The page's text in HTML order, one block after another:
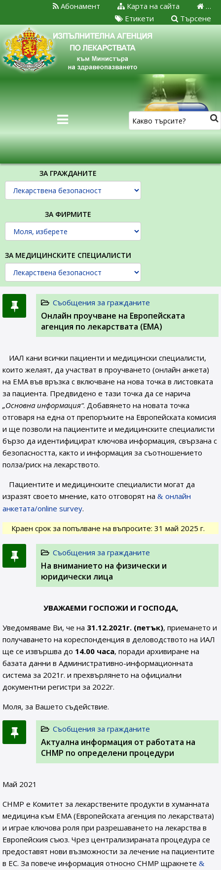
…
Карта на сайта
Абонамент
Търсене
Етикети
ЗА ГРАЖДАНИТЕ
ЗА ФИРМИТЕ
ЗА МЕДИЦИНСКИТЕ СПЕЦИАЛИСТИ
Съобщения за гражданите
Онлайн проучване на Европейската
агенция по лекарствата (ЕМА)
ИАЛ кани всички пациенти и медицински специалисти,
които желаят, да участват в проучването (онлайн анкета)
на ЕМА във връзка с включване на нова точка в листовката
за пациента. Предвидено е тази точка да се нарича
„Основна информация“. Добавянето на новата точка
отговаря на една от препоръките на Европейската комисия
и ще позволи на пациентите и медицинските специалисти
бързо да идентифицират ключова информация, свързана с
безопасността, както и информация за съотношението
полза/риск на лекарството.
Пациентите и медицинските специалисти могат да
изразят своето мнение, като отговорят на
онлайн
анкетата/online survey.
Краен срок за попълване на въпросите: 31 май 2025 г.
Съобщения за гражданите
На вниманието на физически и
юридически лица
УВАЖАЕМИ ГОСПОЖИ И ГОСПОДА,
Уведомяваме Ви, че на 31.12.2021г. (петък), приемането и
получаването на кореспонденция в деловодството на ИАЛ
ще се извършва до 14.00 часа, поради архивиране на
базата данни в Административно-информационната
система за 2021г. и прехвърлянето на официални
документни регистри за 2022г.
Моля, за Вашето съдействие.
Съобщения за гражданите
Актуална информация от работата на
CHMP по определени процедури
Май 2021
CHMP е Комитет за лекарствените продукти в хуманната
медицина към EMA (Европейската агенция по лекарствата)
и играе ключова роля при разрешаването на лекарства в
Европейския съюз. Чрез централизираната процедура се
предоставят нови възможности за лечение на пациентите
в ЕС. За повече информация относно CHMP щракнете